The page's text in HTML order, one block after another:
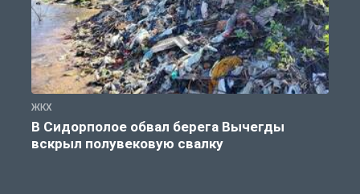
ЖКХ
В Сидорполое обвал берега Вычегды
вскрыл полувековую свалку